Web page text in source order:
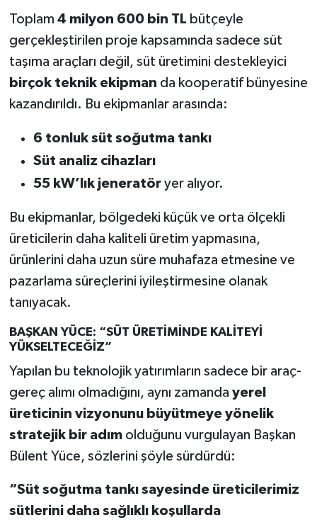
Toplam 4 milyon 600 bin TL bütçeyle
gerçekleştirilen proje kapsamında sadece süt
taşıma araçları değil, süt üretimini destekleyici
birçok teknik ekipman da kooperatif bünyesine
kazandırıldı. Bu ekipmanlar arasında:
6 tonluk süt soğutma tankı
Süt analiz cihazları
55 kW’lık jeneratöryer alıyor.
Bu ekipmanlar, bölgedeki küçük ve orta ölçekli
üreticilerin daha kaliteli üretim yapmasına,
ürünlerini daha uzun süre muhafaza etmesine ve
pazarlama süreçlerini iyileştirmesine olanak
tanıyacak.
BAŞKAN YÜCE: “SÜT ÜRETİMİNDE KALİTEYİ
YÜKSELTECEĞİZ”
Yapılan bu teknolojik yatırımların sadece bir araç-
gereç alımı olmadığını, aynı zamanda yerel
üreticinin vizyonunu büyütmeye yönelik
stratejik bir adımolduğunu vurgulayan Başkan
Bülent Yüce, sözlerini şöyle sürdürdü:
“Süt soğutma tankı sayesinde üreticilerimiz
sütlerini daha sağlıklı koşullarda